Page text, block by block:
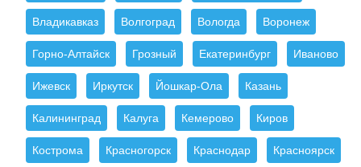
Владикавказ Волгоград Вологда Воронеж
Горно-Алтайск Грозный Екатеринбург Иваново
Ижевск Иркутск Йошкар-Ола Казань
Калининград Калуга Кемерово Киров
Кострома Красногорск Краснодар Красноярск